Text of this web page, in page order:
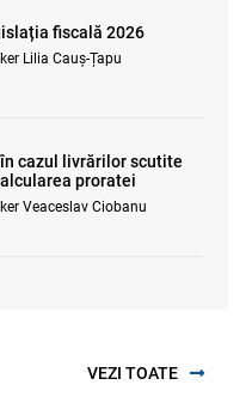
fiscală 2026
Lilia Cauș-Țapu
în cazul livrărilor scutite
proratei
Veaceslav Ciobanu
VEZI TOATE